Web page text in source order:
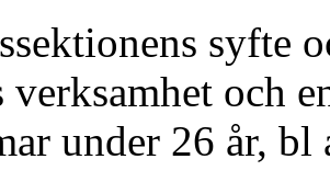
syfte
verksamhet och
under 26 år, bl